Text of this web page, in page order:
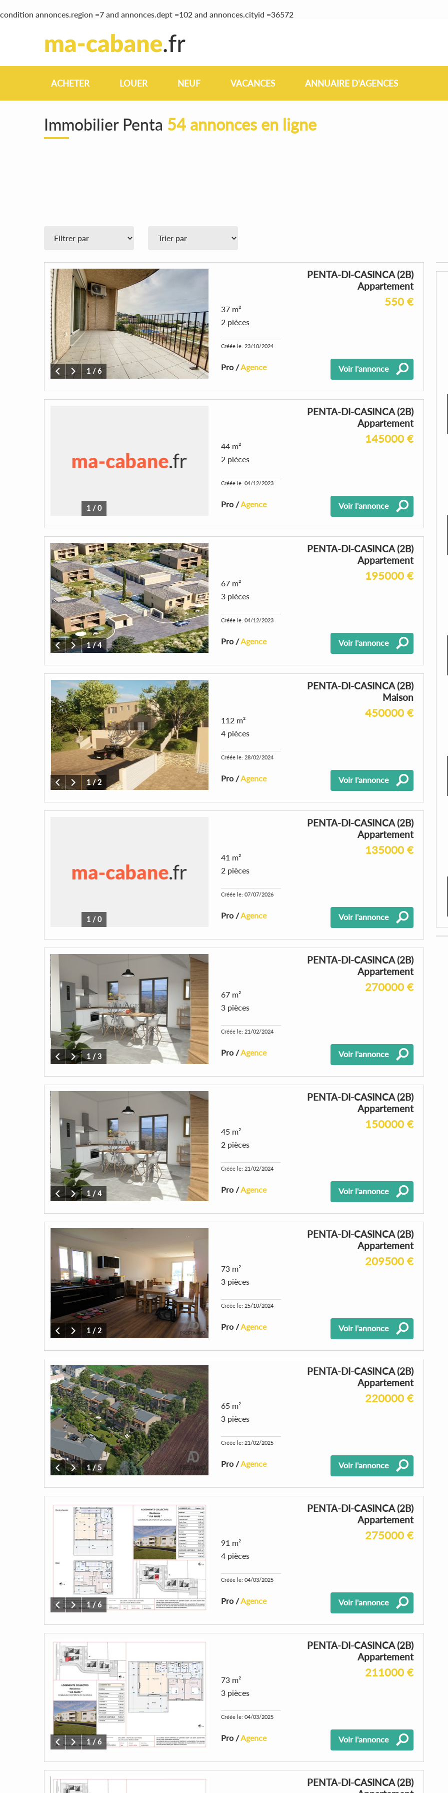
condition annonces.region =7 and annonces.dept =102 and annonces.cityid =36572
ACHETER LOUER NEUF VACANCES ANNUAIRE D'AGENCES
Immobilier Penta 54 annonces en ligne
1 /6
PENTA-DI-CASINCA (2B)
Appartement
550 €
37 m²
2 pièces
Créée le: 23/10/2024
Pro /Agence Voir l'annonce
1 /0
PENTA-DI-CASINCA (2B)
Appartement
145000 €
44 m²
2 pièces
Créée le: 04/12/2023
Pro /Agence Voir l'annonce
1/4
PENTA-DI-CASINCA (2B)
Appartement
195000 €
67 m²
3 pièces
Créée le: 04/12/2023
Pro /Agence Voir l'annonce
1 /2
PENTA-DI-CASINCA (2B)
Maison
450000 €
112 m²
4 pièces
Créée le: 28/02/2024
Pro /Agence Voir l'annonce
1 /0
PENTA-DI-CASINCA (2B)
Appartement
135000 €
41 m²
2 pièces
Créée le: 07/07/2026
Pro /Agence Voir l'annonce
1 /3
PENTA-DI-CASINCA (2B)
Appartement
270000 €
67 m²
3 pièces
Créée le: 21/02/2024
Pro /Agence Voir l'annonce
1 /4
PENTA-DI-CASINCA (2B)
Appartement
150000 €
45 m²
2 pièces
Créée le: 21/02/2024
Pro /Agence Voir l'annonce
1 /2
PENTA-DI-CASINCA (2B)
Appartement
209500 €
73 m²
3 pièces
Créée le: 25/10/2024
Pro /Agence Voir l'annonce
1/5
PENTA-DI-CASINCA (2B)
Appartement
220000 €
65 m²
3 pièces
Créée le: 21/02/2025
Pro /Agence Voir l'annonce
1/6
PENTA-DI-CASINCA (2B)
Appartement
275000 €
91 m²
4 pièces
Créée le: 04/03/2025
Pro /Agence Voir l'annonce
1/6
PENTA-DI-CASINCA (2B)
Appartement
211000 €
73 m²
3 pièces
Créée le: 04/03/2025
Pro /Agence Voir l'annonce
PENTA-DI-CASINCA (2B)